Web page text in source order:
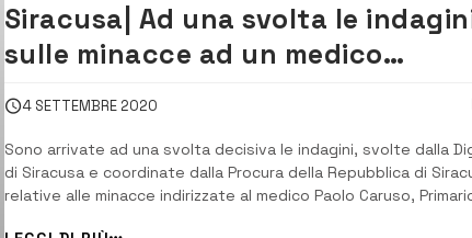
Siracusa| Ad una svolta le
sulle minacce ad un medico
dell’Umberto I
4 SETTEMBRE 2020
Sono arrivate ad una svolta decisiva le indagini, svolte dalla
di Siracusa e coordinate dalla Procura della Repubblica di
relative alle minacce indirizzate al medico Paolo Caruso,